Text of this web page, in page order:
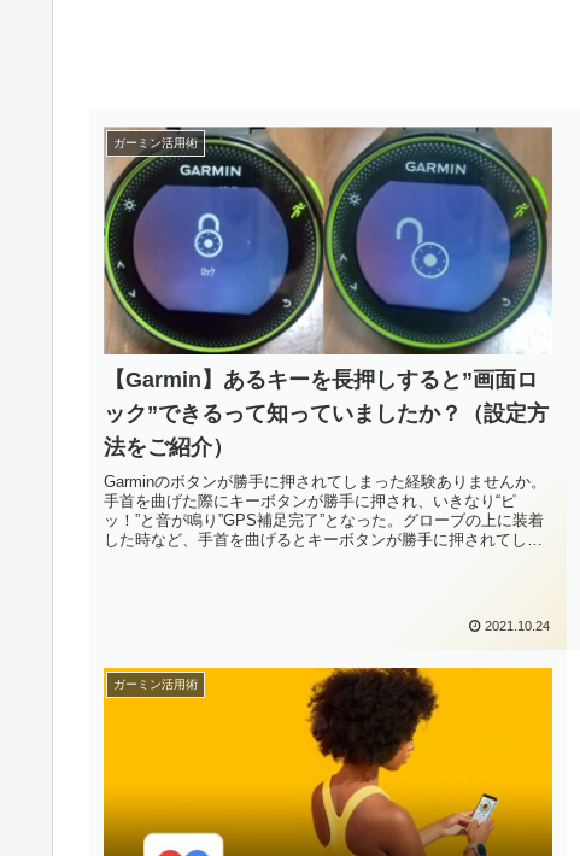
ガーミン活用術
【Garmin】あるキーを長押しすると”画面ロ
ック”できるって知っていましたか？（設定方
法をご紹介）
Garminのボタンが勝手に押されてしまった経験ありませんか。
手首を曲げた際にキーボタンが勝手に押され、いきなり“ピ
ッ！”と音が鳴り”GPS補足完了”となった。グローブの上に装着
した時など、手首を曲げるとキーボタンが勝手に押されてしま
2021.10.24
ガーミン活用術